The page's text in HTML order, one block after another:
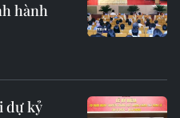
hành
dự kỷ